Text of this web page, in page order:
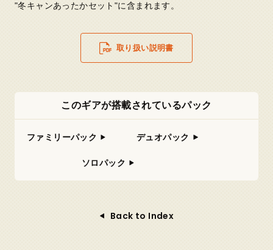
"冬キャンあったかセット"に含まれます。
取り扱い説明書
このギアが搭載されているパック
ファミリーパック デュオパック
ソロパック
Back to Index